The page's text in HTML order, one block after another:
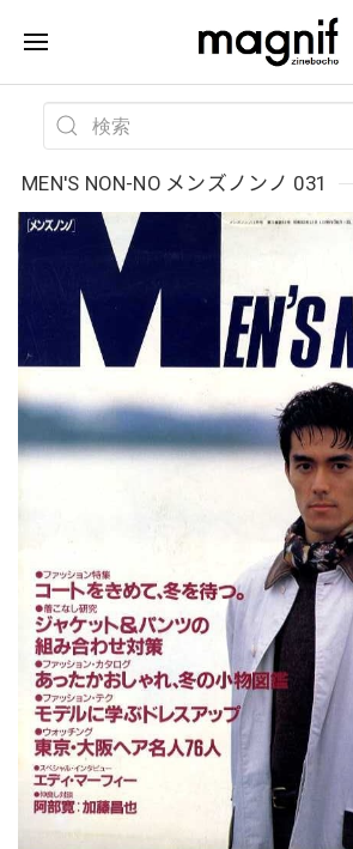
MEN'S NON-NO メンズノンノ 031